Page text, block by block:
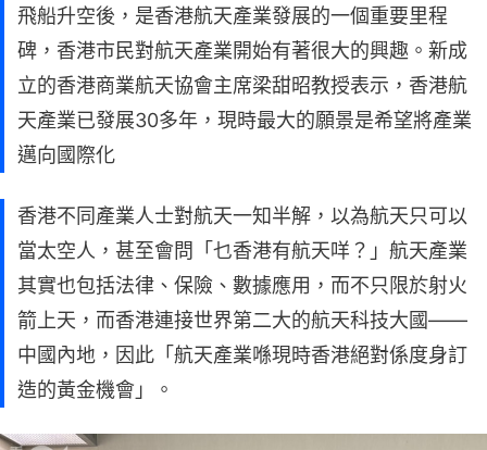
飛船升空後，是香港航天產業發展的一個重要里程
碑，香港市民對航天產業開始有著很大的興趣。新成
立的香港商業航天協會主席梁甜昭教授表示，香港航
天產業已發展30多年，現時最大的願景是希望將產業
邁向國際化
香港不同產業人士對航天一知半解，以為航天只可以
當太空人，甚至會問「乜香港有航天咩？」航天產業
其實也包括法律、保險、數據應用，而不只限於射火
箭上天，而香港連接世界第二大的航天科技大國——
中國內地，因此「航天產業喺現時香港絕對係度身訂
造的黃金機會」。